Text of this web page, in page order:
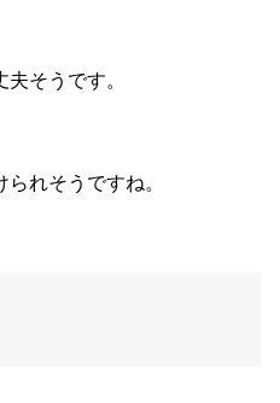
そうです。
れそうですね。